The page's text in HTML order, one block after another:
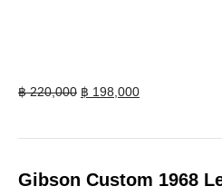
฿220,000 Original
฿ 198,000Current
Gibson Custom 1968